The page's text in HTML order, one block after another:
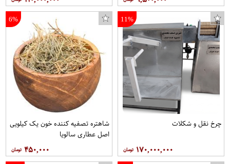
11%
چرخ نقل و شکلات
۱۷۰,۰۰۰,۰۰۰
6%
شاهتره تصفیه کننده خون یک کیلویی
اصل عطاری سالویا
۴۵۰,۰۰۰